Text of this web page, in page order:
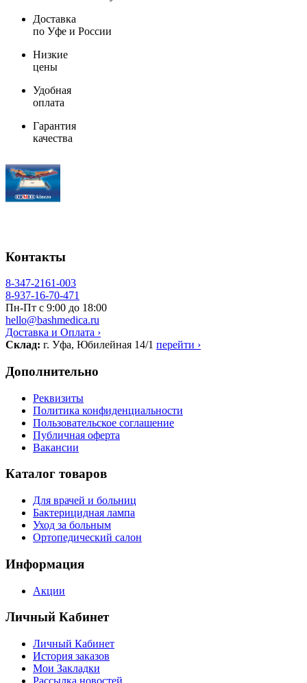
Доставка
по Уфе и России
Низкие
цены
Удобная
оплата
Гарантия
качества
Контакты
8-347-2161-003
8-937-16-70-471
Пн-Пт с 9:00 до 18:00
hello@bashmedica.ru
Доставка и Оплата ›
Склад: г. Уфа, Юбилейная 14/1 перейти ›
Дополнительно
Реквизиты
Политика конфиденциальности
Пользовательское соглашение
Публичная оферта
Вакансии
Каталог товаров
Для врачей и больниц
Бактерицидная лампа
Уход за больным
Ортопедический салон
Информация
Акции
Личный Кабинет
Личный Кабинет
История заказов
Мои Закладки
Рассылка новостей